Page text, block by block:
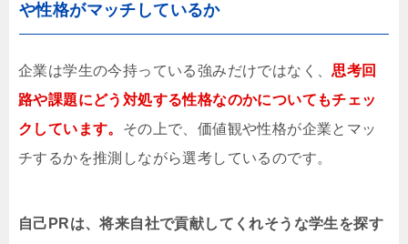
や性格がマッチしているか
企業は学生の今持っている強みだけではなく、思考回
路や課題にどう対処する性格なのかについてもチェッ
クしています。 その上で、価値観や性格が企業とマッ
チするかを推測しながら選考しているのです。
自己PRは、将来自社で貢献してくれそうな学生を探す